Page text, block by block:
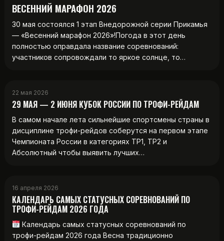
ВЕСЕННИЙ МАРАФОН 2026
30 мая состоялся 1 этап Внедорожной серии Прикамья
— «Весенний марафон 2026»!Погода в этот день
полностью оправдала название соревнований:
участников сопровождали то яркое солнце, то…
22 мая 2026
29 МАЯ — 2 ИЮНЯ КУБОК РОССИИ ПО ТРОФИ-РЕЙДАМ
В самом начале лета сильнейшие спортсмены страны в
дисциплине трофи-рейдов соберутся на первом этапе
Чемпионата России в категориях ТР1, ТР2 и
Абсолютный чтобы выявить лучших…
16 апреля 2026
КАЛЕНДАРЬ САМЫХ СТАТУСНЫХ СОРЕВНОВАНИЙ ПО
ТРОФИ-РЕЙДАМ 2026 ГОДА
Календарь самых статусных соревнований по
трофи-рейдам 2026 года Весна традиционно